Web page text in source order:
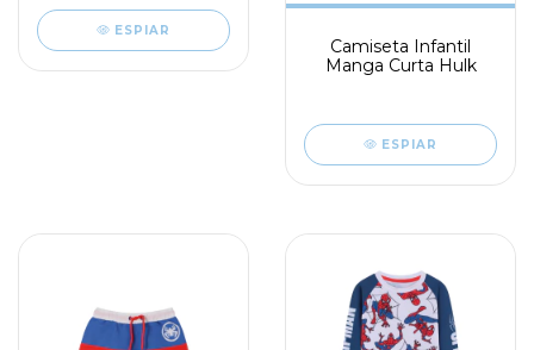
ESPIAR
Camiseta Infantil
Manga Curta Hulk
ESPIAR